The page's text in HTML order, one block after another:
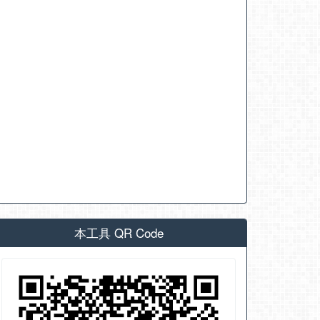
本工具 QR Code